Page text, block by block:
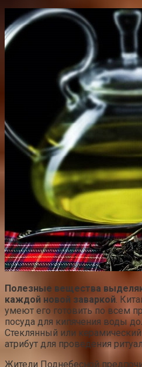
Полезные вещества
каждой новой заваркой.
умеют его готовить по всем
посуда для кипячения воды
Стеклянный или
атрибут для проведения
Жители Поднебесной